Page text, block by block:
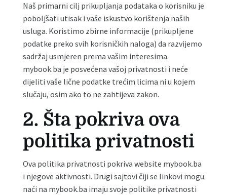
Naš primarni cilj prikupljanja podataka o korisniku je
poboljšati utisak i vaše iskustvo korištenja naših
usluga. Koristimo zbirne informacije (prikupljene
podatke preko svih korisničkih naloga) da razvijemo
sadržaj usmjeren prema vašim interesima.
mybook.ba je posvećena vašoj privatnosti i neće
dijeliti vaše lične podatke trećim licima ni u kojem
slučaju, osim ako to ne zahtijeva zakon.
2. Šta pokriva ova
politika privatnosti
Ova politika privatnosti pokriva website mybook.ba
i njegove aktivnosti. Drugi sajtovi čiji se linkovi mogu
naći na mybook.ba imaju svoje politike privatnosti